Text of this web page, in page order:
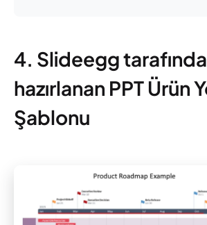
4. Slideegg
hazırlanan PPT Ürün
Şablonu